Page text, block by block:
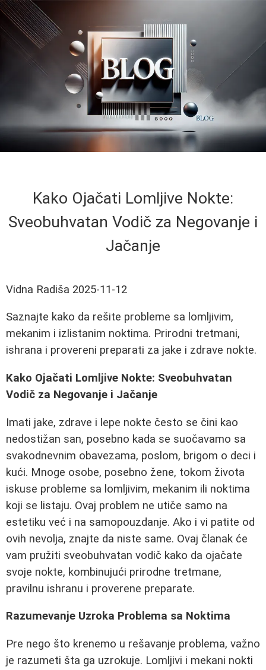
Kako Ojačati Lomljive Nokte:
Sveobuhvatan Vodič za Negovanje i
Jačanje
Vidna Radiša 2025-11-12
Saznajte kako da rešite probleme sa lomljivim,
mekanim i izlistanim noktima. Prirodni tretmani,
ishrana i provereni preparati za jake i zdrave nokte.
Kako Ojačati Lomljive Nokte: Sveobuhvatan
Vodič za Negovanje i Jačanje
Imati jake, zdrave i lepe nokte često se čini kao
nedostižan san, posebno kada se suočavamo sa
svakodnevnim obavezama, poslom, brigom o deci i
kući. Mnoge osobe, posebno žene, tokom života
iskuse probleme sa lomljivim, mekanim ili noktima
koji se listaju. Ovaj problem ne utiče samo na
estetiku već i na samopouzdanje. Ako i vi patite od
ovih nevolja, znajte da niste same. Ovaj članak će
vam pružiti sveobuhvatan vodič kako da ojačate
svoje nokte, kombinujući prirodne tretmane,
pravilnu ishranu i proverene preparate.
Razumevanje Uzroka Problema sa Noktima
Pre nego što krenemo u rešavanje problema, važno
je razumeti šta ga uzrokuje. Lomljivi i mekani nokti